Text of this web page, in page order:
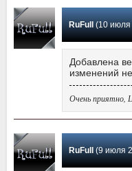
RuFull(10 июля
Добавлена
изменений
Очень приятно,
RuFull(9 июля